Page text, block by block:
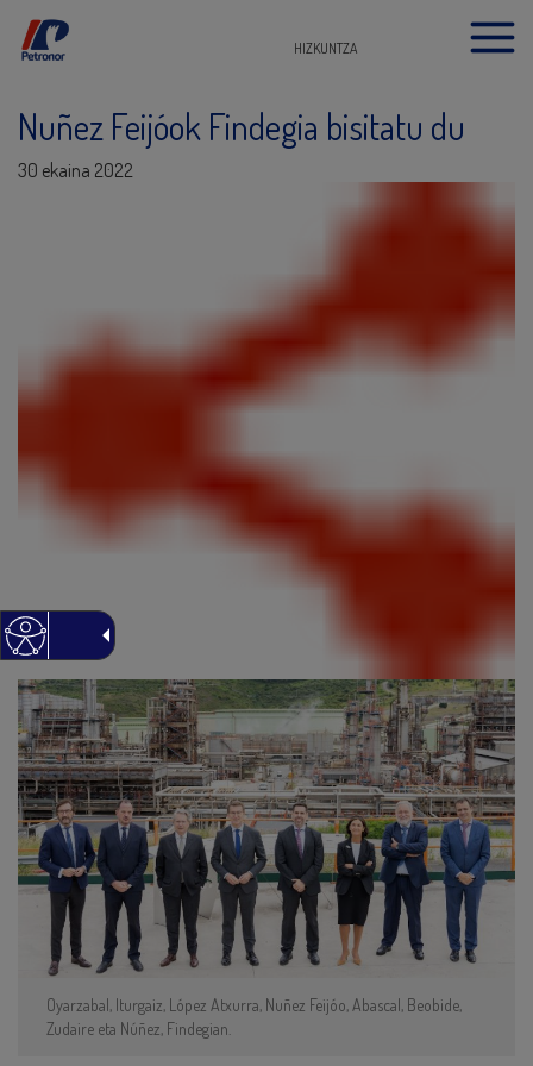
HIZKUNTZA
Nuñez Feijóok Findegia bisitatu du
30 ekaina 2022
Oyarzabal, Iturgaiz, López Atxurra, Nuñez Feijóo, Abascal, Beobide,
Zudaire eta Núñez, Findegian.